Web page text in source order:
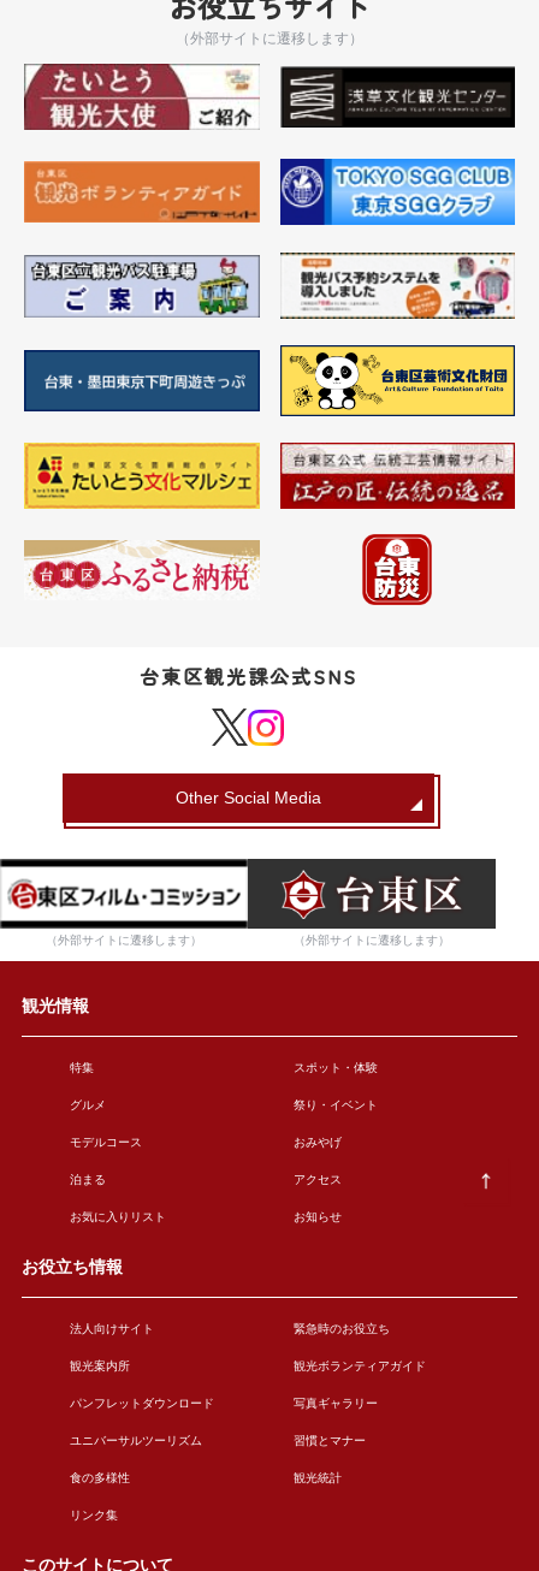
（外部サイトに遷移します）
台東区観光課公式SNS
Other Social Media
（外部サイトに遷移します） （外部サイトに遷移します）
観光情報
特集 スポット・体験
グルメ 祭り・イベント
モデルコース おみやげ
泊まる アクセス
お気に入りリスト お知らせ
お役立ち情報
法人向けサイト 緊急時のお役立ち
観光案内所 観光ボランティアガイド
パンフレットダウンロード 写真ギャラリー
ユニバーサルツーリズム 習慣とマナー
食の多様性 観光統計
リンク集
このサイトについて